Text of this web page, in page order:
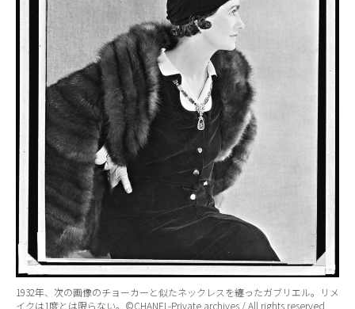
1932年、次の画像のチョーカーと似たネックレスを纏ったガブリエル。リメ
イクは1度とは限らない。©CHANEL-Private archives / All rights reserved